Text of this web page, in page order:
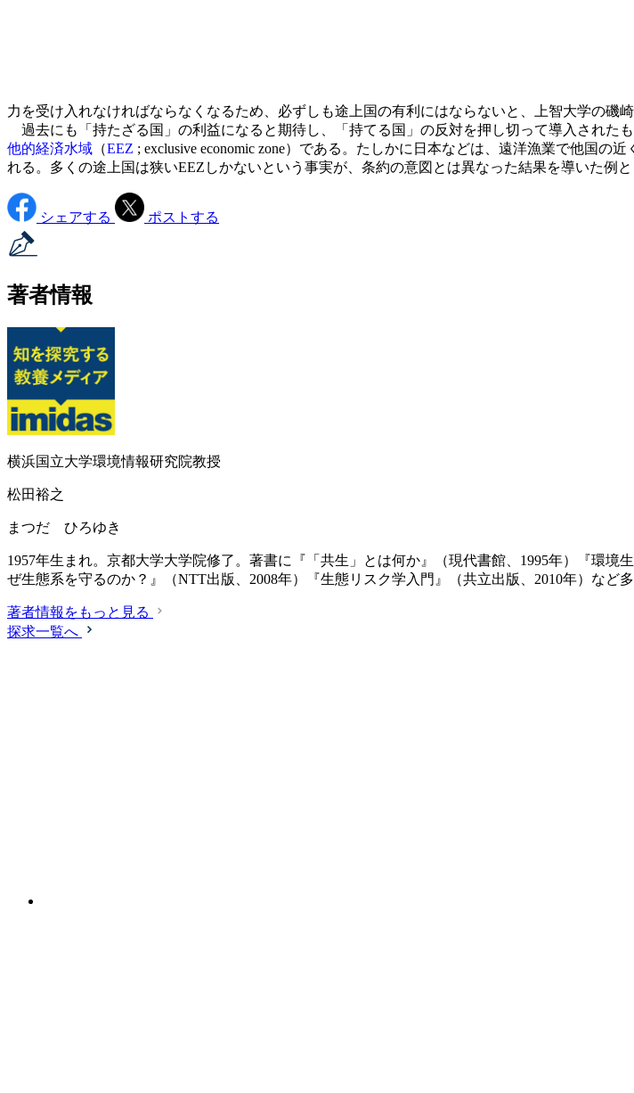
力を受け入れなければならなくなるため、必ずしも途上国の有利にはならないと、上智大学の磯崎
過去にも「持たざる国」の利益になると期待し、「持てる国」の反対を押し切って導入された
他的経済水域 （EEZ ; exclusive economic zone）である。たしかに日本などは、遠洋漁業で他国
れる。多くの途上国は狭いEEZしかないという事実が、条約の意図とは異なった結果を導いた例
シェアする ポストする
著者情報
横浜国立大学環境情報研究院教授
松田裕之
まつだ ひろゆき
1957年生まれ。京都大学大学院修了。著書に『「共生」とは何か』（現代書館、1995年）『環
ぜ生態系を守るのか？』（NTT出版、2008年）『生態リスク学入門』（共立出版、2010年）など多
著者情報をもっと見る
探求一覧へ